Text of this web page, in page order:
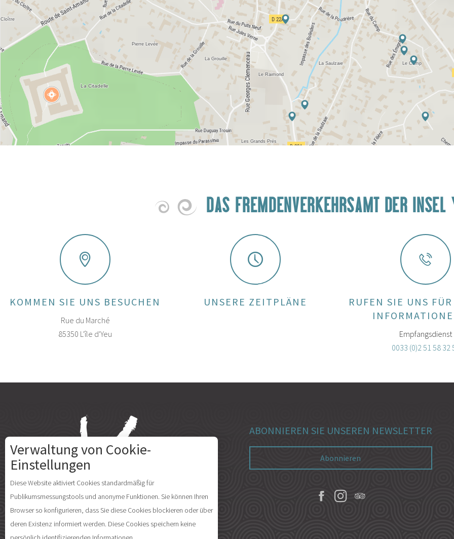
DAS FREMDENVERKEHRSAMT DER INSEL
KOMMEN SIE UNS BESUCHEN
Rue du Marché
85350 L'île d'Yeu
UNSERE ZEITPLÄNE
RUFEN SIE UNS
Empfangsdienst
0033 (0)2 51 58 32
ABONNIEREN SIE UNSEREN NEWSLETTER
Abonnieren
Verwaltung von Cookie-
Einstellungen
Diese Website aktiviert Cookies standardmäßig für
Publikumsmessungstools und anonyme Funktionen. Sie können Ihren
Browser so konfigurieren, dass Sie diese Cookies blockieren oder über
deren Existenz informiert werden. Diese Cookies speichern keine